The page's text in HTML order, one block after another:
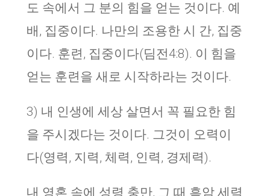
도 속에서 그 분의 힘을 얻는 것이다. 예
배, 집중이다. 나만의 조용한 시 간, 집중
이다. 훈련, 집중이다(딤전4:8). 이 힘을
얻는 훈련을 새로 시작하라는 것이다.
3) 내 인생에 세상 살면서 꼭 필요한 힘
을 주시겠다는 것이다. 그것이 오력이
다(영력, 지력, 체력, 인력, 경제력).
내 영혼 속에 성령 충만, 그 때 흑암 세력